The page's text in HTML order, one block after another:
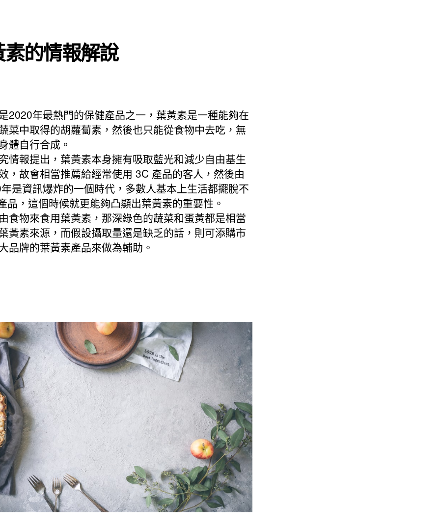
的情報解說
2020年最熱門的保健產品之一，葉黃素是一種能夠在
菜中取得的胡蘿蔔素，然後也只能從食物中去吃，無
體自行合成。
情報提出，葉黃素本身擁有吸取藍光和減少自由基生
，故會相當推薦給經常使用 3C 產品的客人，然後由
是資訊爆炸的一個時代，多數人基本上生活都擺脫不
品，這個時候就更能夠凸顯出葉黃素的重要性。
食物來食用葉黃素，那深綠色的蔬菜和蛋黃都是相當
黃素來源，而假設攝取量還是缺乏的話，則可添購市
品牌的葉黃素產品來做為輔助。